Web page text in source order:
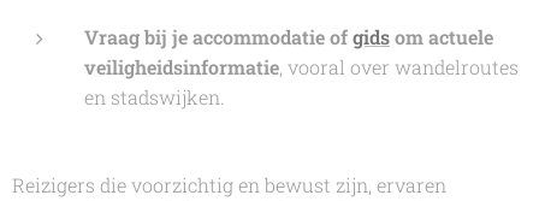
Vraag bij je accommodatie ofgidsom actuele
veiligheidsinformatie, vooral over wandelroutes
en stadswijken.
Reizigers die voorzichtig en bewust zijn, ervaren